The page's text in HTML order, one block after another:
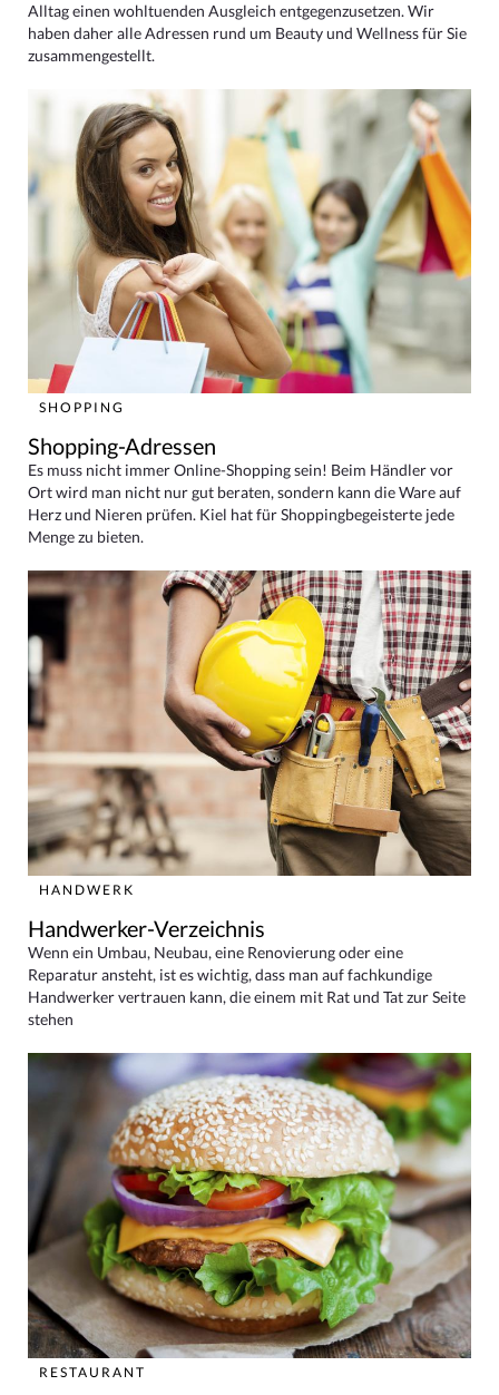
Alltag einen wohltuenden Ausgleich entgegenzusetzen. Wir
haben daher alle Adressen rund um Beauty und Wellness für Sie
zusammengestellt.
SHOPPING
Shopping-Adressen
Es muss nicht immer Online-Shopping sein! Beim Händler vor
Ort wird man nicht nur gut beraten, sondern kann die Ware auf
Herz und Nieren prüfen. Kiel hat für Shoppingbegeisterte jede
Menge zu bieten.
HANDWERK
Handwerker-Verzeichnis
Wenn ein Umbau, Neubau, eine Renovierung oder eine
Reparatur ansteht, ist es wichtig, dass man auf fachkundige
Handwerker vertrauen kann, die einem mit Rat und Tat zur Seite
stehen
RESTAURANT